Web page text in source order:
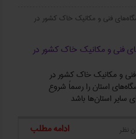
فنی و مکانیک خاک کشور در
فنی و مکانیک خاک کشور در
فنی و مکانیک خاک کشور در
استان را رسماً شروع
سایر استان‌ها باشد
نظر ادامه مطلب